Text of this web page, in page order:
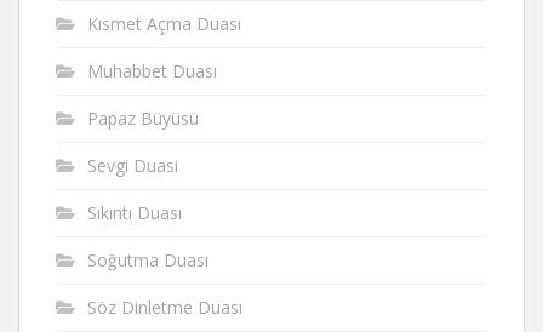
Kısmet Açma Duası
Muhabbet Duası
Papaz Büyüsü
Sevgi Duasi
Sıkıntı Duası
Soğutma Duası
Söz Dinletme Duası